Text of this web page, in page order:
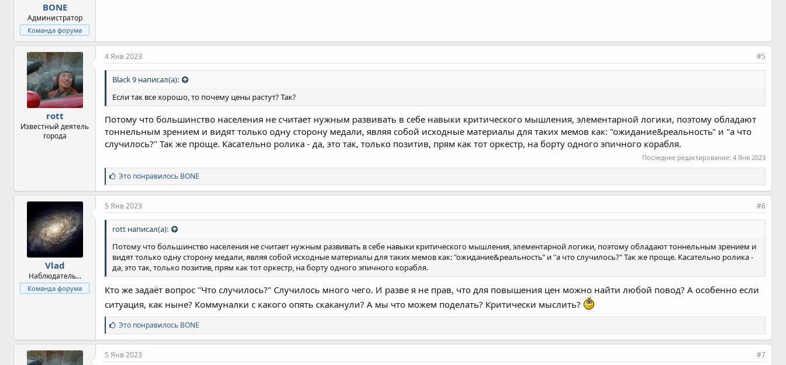
BONE
Администратор
Команда форума
rott
Известный деятель
города
4 Янв 2023 #5
Black 9 написал(а):
Если так все хорошо, то почему цены растут? Так?
Потому что большинство населения не считает нужным развивать в себе навыки критического мышления, элементарной логики, поэтому обладают
тоннельным зрением и видят только одну сторону медали, являя собой исходные материалы для таких мемов как: "ожидание&реальность" и "а что
случилось?" Так же проще. Касательно ролика - да, это так, только позитив, прям как тот оркестр, на борту одного эпичного корабля.
Последнее редактирование:4 Янв 2023
С
и
м
п
т
и
:
Это понравилось BONE
Vlad
Наблюдатель...
Команда форума
5 Янв 2023 #6
rott написал(а):
Потому что большинство населения не считает нужным развивать в себе навыки критического мышления, элементарной логики, поэтому обладают тоннельным зрением и
видят только одну сторону медали, являя собой исходные материалы для таких мемов как: "ожидание&реальность" и "а что случилось?" Так же проще. Касательно ролика -
да, это так, только позитив, прям как тот оркестр, на борту одного эпичного корабля.
Кто же задаёт вопрос "Что случилось?" Случилось много чего. И разве я не прав, что для повышения цен можно найти любой повод? А особенно если
ситуация, как ныне? Коммуналки с какого опять скаканули? А мы что можем поделать? Критически мыслить?
С
и
м
п
Это понравилось BONE
5 Янв 2023 #7